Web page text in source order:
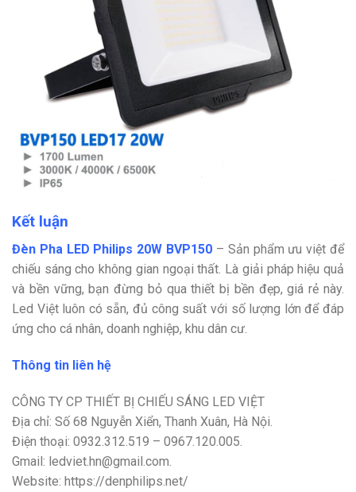
Kết luận
Đèn Pha LED Philips 20W BVP150 – Sản phẩm ưu việt để
chiếu sáng cho không gian ngoại thất. Là giải pháp hiệu quả
và bền vững, bạn đừng bỏ qua thiết bị bền đẹp, giá rẻ này.
Led Việt luôn có sẵn, đủ công suất với số lượng lớn để đáp
ứng cho cá nhân, doanh nghiệp, khu dân cư.
Thông tin liên hệ
CÔNG TY CP THIẾT BỊ CHIẾU SÁNG LED VIỆT
Địa chỉ: Số 68 Nguyễn Xiển, Thanh Xuân, Hà Nội.
Điện thoại: 0932.312.519 – 0967.120.005.
Gmail: ledviet.hn@gmail.com.
Website: https://denphilips.net/